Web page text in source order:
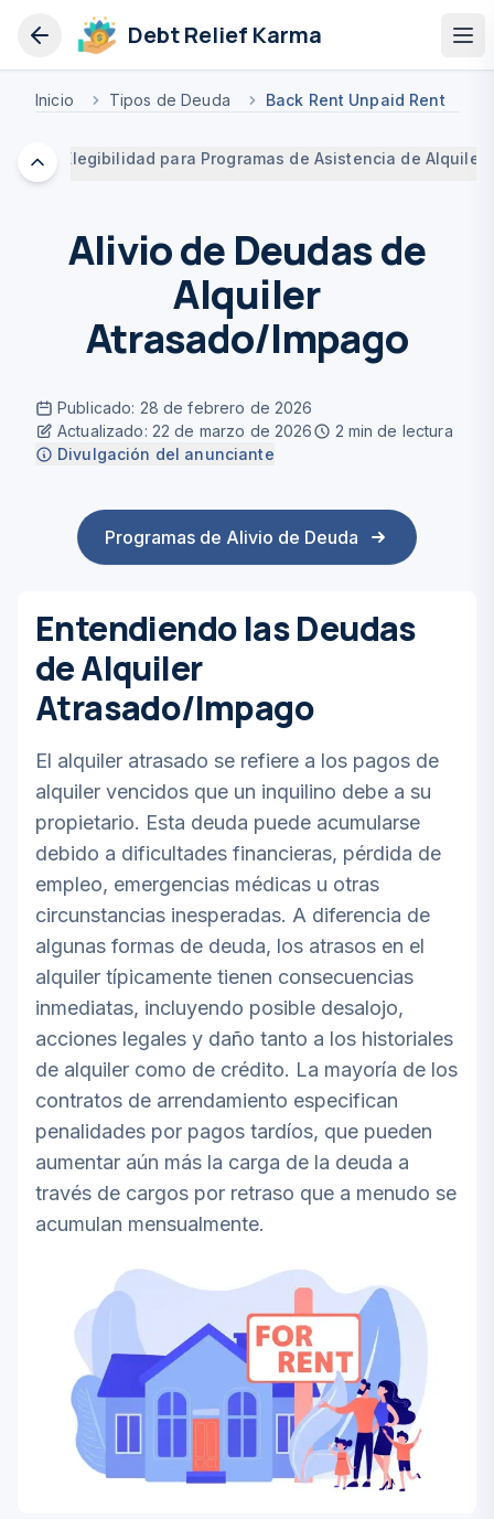
Debt Relief Karma
Inicio Tipos de Deuda Back Rent Unpaid Rent
Elegibilidad para Programas de Asistencia de Alquiler
Alivio de Deudas de
Alquiler
Atrasado/Impago
Publicado: 28 de febrero de 2026
Actualizado: 22 de marzo de 2026 2 min de lectura
Divulgación del anunciante
Programas de Alivio de Deuda
Entendiendo las Deudas
de Alquiler
Atrasado/Impago
El alquiler atrasado se refiere a los pagos de
alquiler vencidos que un inquilino debe a su
propietario. Esta deuda puede acumularse
debido a dificultades financieras, pérdida de
empleo, emergencias médicas u otras
circunstancias inesperadas. A diferencia de
algunas formas de deuda, los atrasos en el
alquiler típicamente tienen consecuencias
inmediatas, incluyendo posible desalojo,
acciones legales y daño tanto a los historiales
de alquiler como de crédito. La mayoría de los
contratos de arrendamiento especifican
penalidades por pagos tardíos, que pueden
aumentar aún más la carga de la deuda a
través de cargos por retraso que a menudo se
acumulan mensualmente.